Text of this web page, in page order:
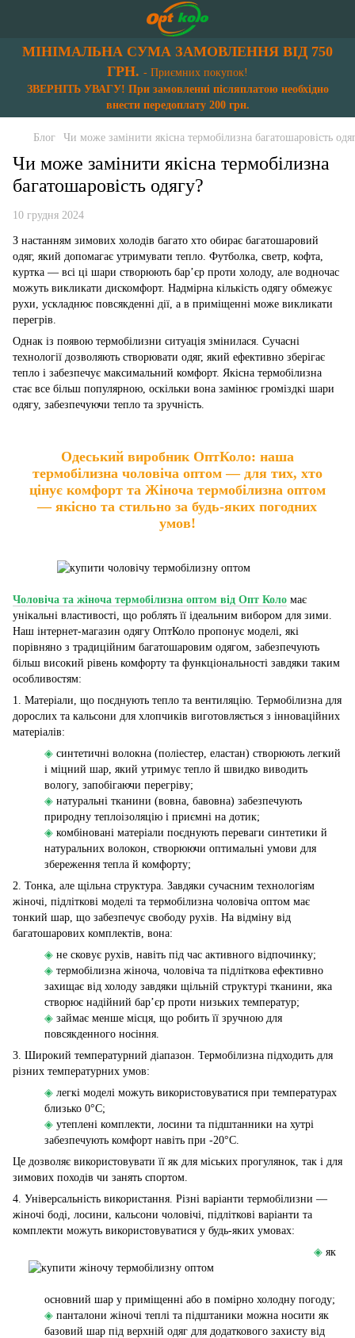
МІНІМАЛЬНА СУМА ЗАМОВЛЕННЯ ВІД 750
ГРН. - Приємних покупок!
ЗВЕРНІТЬ УВАГУ! При замовленні післяплатою необхідно
внести передоплату 200 грн.
Блог Чи може замінити якісна термобілизна багатошаровість
Чи може замінити якісна термобілизна
багатошаровість одягу?
10 грудня 2024
З настанням зимових холодів багато хто обирає багатошаровий
одяг, який допомагає утримувати тепло. Футболка, светр, кофта,
куртка — всі ці шари створюють бар’єр проти холоду, але водночас
можуть викликати дискомфорт. Надмірна кількість одягу обмежує
рухи, ускладнює повсякденні дії, а в приміщенні може викликати
перегрів.
Однак із появою термобілизни ситуація змінилася. Сучасні
технології дозволяють створювати одяг, який ефективно зберігає
тепло і забезпечує максимальний комфорт. Якісна термобілизна
стає все більш популярною, оскільки вона замінює громіздкі шари
одягу, забезпечуючи тепло та зручність.
Одеський виробник ОптКоло: наша
термобілизна чоловіча оптом — для тих, хто
цінує комфорт та Жіноча термобілизна оптом
— якісно та стильно за будь-яких погодних
умов!
Чоловіча та жіноча термобілизна оптом від Опт Коло має
унікальні властивості, що роблять її ідеальним вибором для зими.
Наш інтернет-магазин одягу ОптКоло пропонує моделі, які
порівняно з традиційним багатошаровим одягом, забезпечують
більш високий рівень комфорту та функціональності завдяки таким
особливостям:
1. Матеріали, що поєднують тепло та вентиляцію. Термобілизна для
дорослих та кальсони для хлопчиків виготовляється з інноваційних
матеріалів:
◈ синтетичні волокна (поліестер, еластан) створюють легкий
і міцний шар, який утримує тепло й швидко виводить
вологу, запобігаючи перегріву;
◈ натуральні тканини (вовна, бавовна) забезпечують
природну теплоізоляцію і приємні на дотик;
◈ комбіновані матеріали поєднують переваги синтетики й
натуральних волокон, створюючи оптимальні умови для
збереження тепла й комфорту;
2. Тонка, але щільна структура. Завдяки сучасним технологіям
жіночі, підліткові моделі та термобілизна чоловіча оптом має
тонкий шар, що забезпечує свободу рухів. На відміну від
багатошарових комплектів, вона:
◈ не сковує рухів, навіть під час активного відпочинку;
◈ термобілизна жіноча, чоловіча та підліткова ефективно
захищає від холоду завдяки щільній структурі тканини, яка
створює надійний бар’єр проти низьких температур;
◈ займає менше місця, що робить її зручною для
повсякденного носіння.
3. Широкий температурний діапазон. Термобілизна підходить для
різних температурних умов:
◈ легкі моделі можуть використовуватися при температурах
близько 0°C;
◈ утеплені комплекти, лосини та підштанники на хутрі
забезпечують комфорт навіть при -20°C.
Це дозволяє використовувати її як для міських прогулянок, так і для
зимових походів чи занять спортом.
4. Універсальність використання. Різні варіанти термобілизни —
жіночі боді, лосини, кальсони чоловічі, підліткові варіанти та
комплекти можуть використовуватися у будь-яких умовах:
◈ як
основний шар у приміщенні або в помірно холодну погоду;
◈ панталони жіночі теплі та підштаники можна носити як
базовий шар під верхній одяг для додаткового захисту від